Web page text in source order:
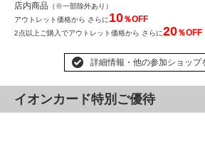
店内商品 （※一部除外あり）
アウトレット価格から さらに10％OFF
2点以上ご購入でアウトレット価格から さらに20％OFF
詳細情報・他の参加ショップ
イオンカード特別ご優待